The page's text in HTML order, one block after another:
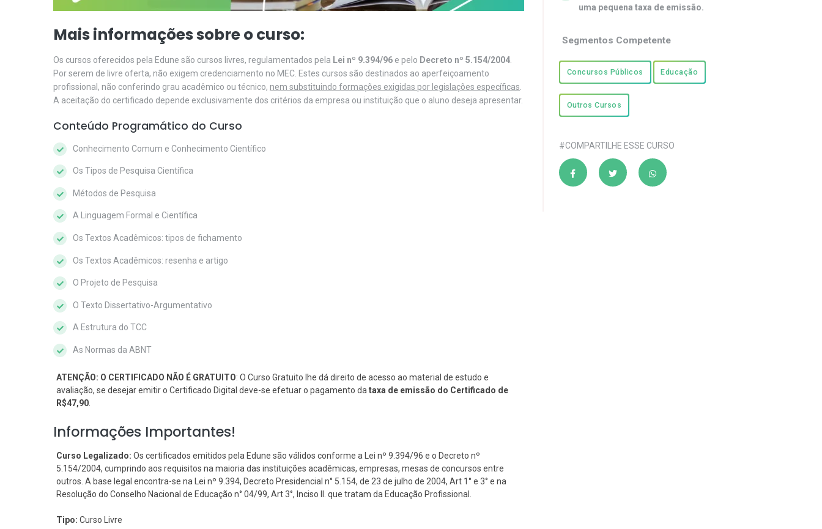
Mais informações sobre o curso:
Os cursos oferecidos pela Edune são cursos livres, regulamentados pela Lei nº 9.394/96 e pelo Decreto nº 5.154/2004
Por serem de livre oferta, não exigem credenciamento no MEC. Estes cursos são destinados ao aperfeiçoamento
profissional, não conferindo grau acadêmico ou técnico, nem substituindo formações exigidas por legislações específicas
A aceitação do certificado depende exclusivamente dos critérios da empresa ou instituição que o aluno deseja apresentar.
Conteúdo Programático do Curso
Conhecimento Comum e Conhecimento Científico
Os Tipos de Pesquisa Científica
Métodos de Pesquisa
A Linguagem Formal e Científica
Os Textos Acadêmicos: tipos de fichamento
Os Textos Acadêmicos: resenha e artigo
O Projeto de Pesquisa
O Texto Dissertativo-Argumentativo
A Estrutura do TCC
As Normas da ABNT
ATENÇÃO: O CERTIFICADO NÃO É GRATUITO: O Curso Gratuito lhe dá direito de acesso ao material de estudo e
avaliação, se desejar emitir o Certificado Digital deve-se efetuar o pagamento da taxa de emissão do Certificado de
R$47,90
Informações Importantes!
Curso Legalizado: Os certificados emitidos pela Edune são válidos conforme a Lei nº 9.394/96 e o Decreto nº
5.154/2004, cumprindo aos requisitos na maioria das instituições acadêmicas, empresas, mesas de concursos entre
outros. A base legal encontra-se na Lei nº 9.394, Decreto Presidencial n° 5.154, de 23 de julho de 2004, Art 1° e 3° e na
Resolução do Conselho Nacional de Educação n° 04/99, Art 3°, Inciso II. que tratam da Educação Profissional.
Tipo: Curso Livre
uma pequena taxa de emissão.
Segmentos Competente
Concursos Públicos Educação
Outros Cursos
#COMPARTILHE ESSE CURSO